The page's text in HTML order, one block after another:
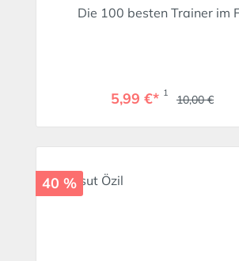
Die 100 besten Trainer im
5,99 €* 1 10,00 €
40 %